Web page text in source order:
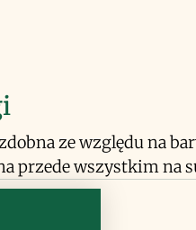
ze względu na
przede wszystkim na